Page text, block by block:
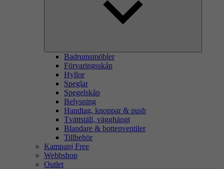
Badrumsmöbler
Förvaringsskåp
Hyllor
Speglar
Spegelskåp
Belysning
Handtag, knoppar & push
Tvättställ, vägghängt
Blandare & bottenventiler
Tillbehör
Kampanj Free
Webbshop
Outlet